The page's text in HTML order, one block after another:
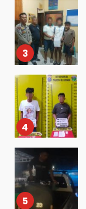
3
4
5